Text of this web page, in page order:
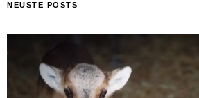
NEUSTE POSTS